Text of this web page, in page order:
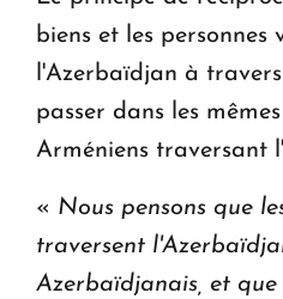
biens et les personnes
l'Azerbaïdjan à
passer dans les
Arméniens traversant
« Nous pensons que
traversent
Azerbaïdjanais, et